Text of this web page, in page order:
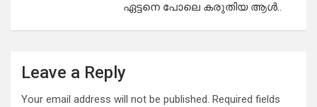
ഏട്ടനെ പോലെ കരുതിയ ആൾ..
Leave a Reply
Your email address will not be published. Required fields